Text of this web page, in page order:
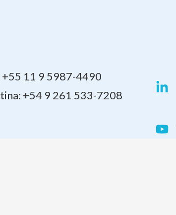
+55 11 9 5987-4490
+54 9 261 533-7208